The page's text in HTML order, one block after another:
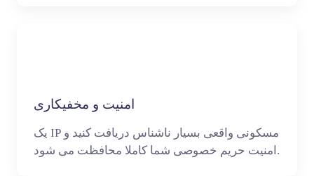
امنیت و مخفیکاری
یک IP مسکونی واقعی بسیار ناشناس دریافت کنید و
امنیت حریم خصوصی شما کاملا محافظت می شود.